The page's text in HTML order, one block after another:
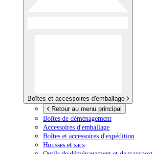
Boîtes et accessoires d'emballage
Retour au menu principal
Boîtes de déménagement
Accessoires d'emballage
Boîtes et accessoires d'expédition
Housses et sacs